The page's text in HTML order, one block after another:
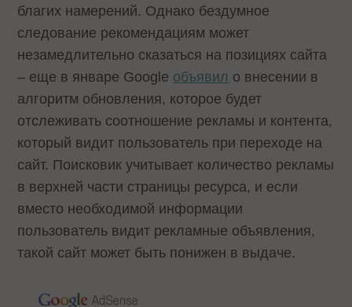
благих намерений. Однако бездумное
следование рекомендациям может
незамедлительно сказаться на позициях сайта
– еще в январе Google объявил о внесении в
алгоритм обновления, которое будет
отслеживать соотношение рекламы и контента,
который видит пользователь при переходе на
сайт. Поисковик учитывает количество рекламы
в верхней части страницы ресурса, и если
вместо необходимой информации
пользователь видит рекламные объявления,
такой сайт может быть понижен в выдаче.